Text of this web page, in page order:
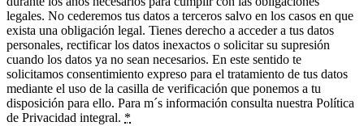
legales. No cederemos tus datos a terceros salvo en los casos en que
exista una obligación legal. Tienes derecho a acceder a tus datos
personales, rectificar los datos inexactos o solicitar su supresión
cuando los datos ya no sean necesarios. En este sentido te
solicitamos consentimiento expreso para el tratamiento de tus datos
mediante el uso de la casilla de verificación que ponemos a tu
disposición para ello. Para m´s información consulta nuestra Política
de Privacidad integral. *